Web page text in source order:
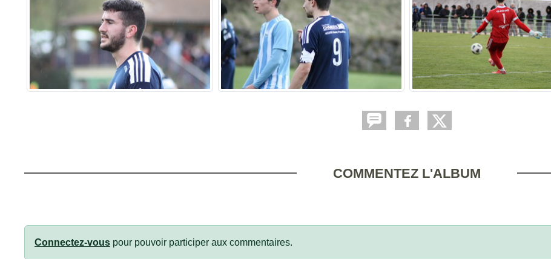
COMMENTEZ L'ALBUM
Connectez-vous pour pouvoir participer aux commentaires.